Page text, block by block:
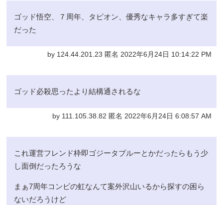
ゴッド悟空、７周年、タピオン、優秀なキャラ多すぎて楽
だった
by 124.44.201.23 匿名 2022年6月24日 10:14:22 PM
ゴッド必殺思ったより結構通されるな
by 111.105.38.82 匿名 2022年6月24日 6:08:57 AM
これ運営フレンド枠即ゴジータブルーとかだったらもう少
し面倒だったろうな
まぁ7周年コンビの虹なんて案外沢山いるから探すの困ら
ないだろうけど